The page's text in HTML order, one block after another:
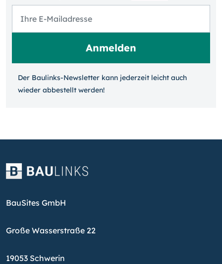
Der Baulinks-Newsletter kann jeder­zeit leicht auch
wieder ab­bestellt werden!
BauSites GmbH
Große Wasserstraße 22
19053 Schwerin